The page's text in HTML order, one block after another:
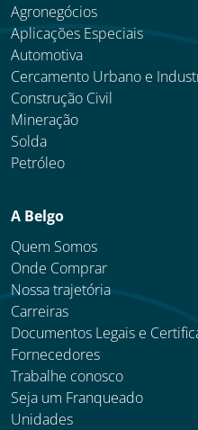
Agronegócios
Aplicações Especiais
Automotiva
Cercamento Urbano e
Construção Civil
Mineração
Solda
Petróleo
A Belgo
Quem Somos
Onde Comprar
Nossa trajetória
Carreiras
Documentos Legais e
Fornecedores
Trabalhe conosco
Seja um Franqueado
Unidades